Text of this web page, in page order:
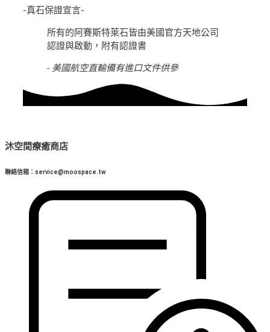
-真石保證宣言-
所有的阿賽斯特萊石皆由美國官方天地公司
認證與啟動，附有認證書
- 美國航空直輸備有進口文件供參
沐空間療癒商店
聯絡信箱：service@moospace.tw